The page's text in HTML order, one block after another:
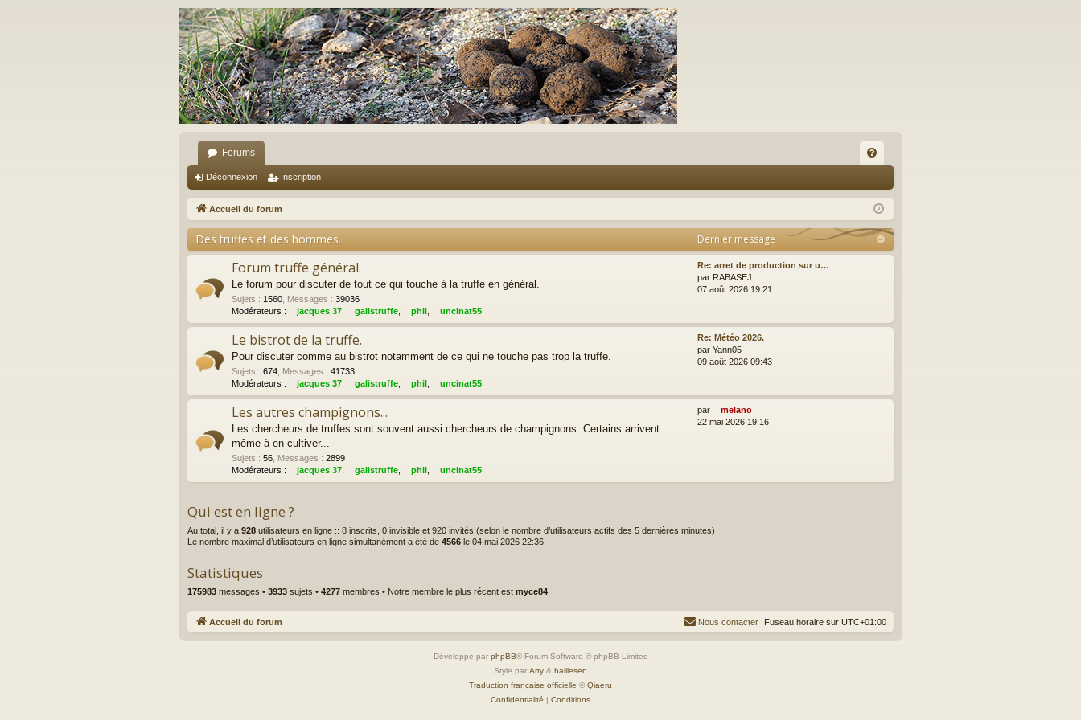
Forums
Q
Déconnexion Inscription
Accueil du forum
Des truffes et des hommes. Dernier message
Forum truffe général.
Le forum pour discuter de tout ce qui touche à la truffe en général.
Sujets : 1560 Messages : 39036
Modérateurs :
jacques 37 galistruffe phil uncinat55
Re: arret de production sur u…
par RABASEJ
07 août 2026 19:21
Le bistrot de la truffe.
Pour discuter comme au bistrot notamment de ce qui ne touche pas trop la truffe.
Sujets : 674 Messages : 41733
Modérateurs :
jacques 37 galistruffe phil uncinat55
Re: Météo 2026.
par Yann05
09 août 2026 09:43
Les autres champignons...
Les chercheurs de truffes sont souvent aussi chercheurs de champignons. Certains arrivent
même à en cultiver...
Sujets : 56 Messages : 2899
Modérateurs :
jacques 37 galistruffe phil uncinat55
par
melano
22 mai 2026 19:16
Qui est en ligne ?
Au total, il y a 928 utilisateurs en ligne :: 8 inscrits, 0 invisible et 920 invités (selon le nombre d’utilisateurs actifs des 5 dernières minutes)
Le nombre maximal d’utilisateurs en ligne simultanément a été de 4566 le 04 mai 2026 22:36
Statistiques
175983 messages • 3933 sujets • 4277 membres • Notre membre le plus récent est myce84
Accueil du forum Fuseau horaire sur UTC+01:00
Nous contacter
Développé par phpBB® Forum Software © phpBB Limited
Style par Arty & halilesen
Traduction française officielle © Qiaeru
Confidentialité | Conditions